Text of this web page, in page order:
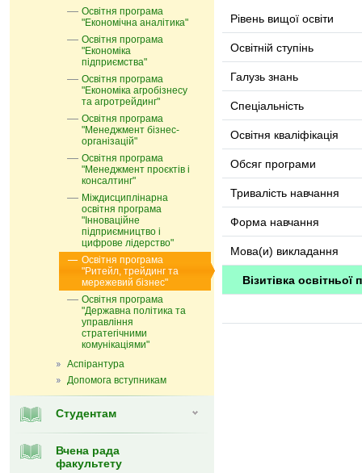
Освітня програма
"Економічна аналітика"
Освітня програма
"Економіка
підприємства"
Освітня програма
"Економіка агробізнесу
та агротрейдинг"
Освітня програма
"Менеджмент бізнес-
організацій"
Освітня програма
"Менеджмент проєктів і
консалтинг"
Міждисциплінарна
освітня програма
"Інноваційне
підприємництво і
цифрове лідерство"
Освітня програма
"Ритейл, трейдинг та
мережевий бізнес"
Освітня програма
"Державна політика та
управління
стратегічними
комунікаціями"
Аспірантура
Допомога вступникам
Студентам
Вчена рада
факультету
Рівень вищої освіти
Освітній ступінь
Галузь знань
Спеціальність
Освітня кваліфікація
Обсяг програми
Тривалість навчання
Форма навчання
Мова(и) викладання
Візитівка